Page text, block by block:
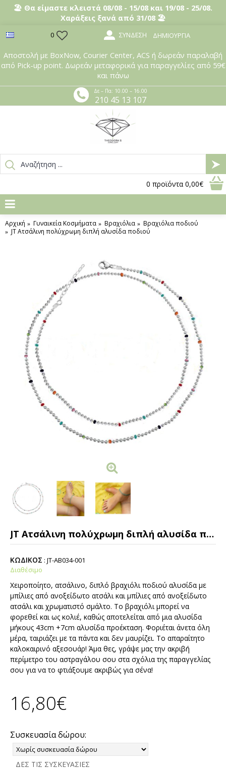
🏖️ Θα είμαστε κλειστά 08/08 - 15/08 και 19/08 - 25/08.
Χαράξεις ξανά από 31/08 🏖️
0 ΣΎΝΔΕΣΗ ΔΗΜΙΟΥΡΓΊΑ
Αποστολή με BoxNow, Courier Center, ACS ή δωρεάν παραλαβή
από Pick-up point. Δωρεάν μεταφορικά για παραγγελίες από 59€
και πάνω
Δε – Πα: 10.00 – 16.00
210 45 13 107
0 προϊόντα 0,00€
Αρχική Γυναικεία Κοσμήματα Βραχιόλια
Βραχιόλια ποδιού
JT Ατσάλινη πολύχρωμη διπλή αλυσίδα ποδιού
JT Ατσάλινη πολύχρωμη διπλή αλυσίδα ποδιού
ΚΩΔΙΚΟΣ : JT-AB034-001
Διαθέσιμο
Χειροποίητο, ατσάλινο, διπλό βραχιόλι ποδιού αλυσίδα με
μπίλιες από ανοξείδωτο ατσάλι και μπίλιες από ανοξείδωτο
ατσάλι και χρωματιστό σμάλτο. Το βραχιόλι μπορεί να
φορεθεί και ως κολιέ, καθώς αποτελείται από μια αλυσίδα
μήκους 43cm +7cm αλυσίδα προέκταση. Φοριέται άνετα όλη
μέρα, ταιριάζει με τα πάντα και δεν μαυρίζει. Το απαραίτητο
καλοκαιρινό αξεσουάρ! Άμα θες, γράψε μας την ακριβή
περίμετρο του αστραγάλου σου στα σχόλια της παραγγελίας
σου για να το φτιάξουμε ακριβώς για σένα!
16,80€
Συσκευασία δώρου:
ΔΕΣ ΤΙΣ ΣΥΣΚΕΥΑΣΙΕΣ